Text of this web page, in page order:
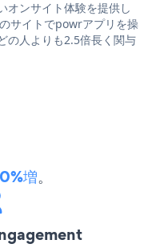
オンサイト体験を提供し
サイトでpowrアプリを操
の人よりも2.5倍長く関与
増。